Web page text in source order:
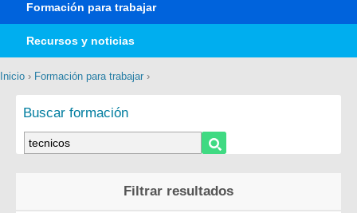
Formación para trabajar
Recursos y noticias
Inicio › Formación para trabajar ›
Buscar formación
Filtrar resultados